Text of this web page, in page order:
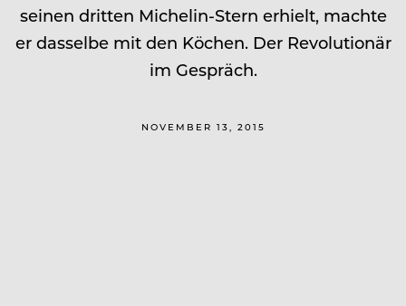
seinen dritten Michelin-Stern erhielt, machte
er dasselbe mit den Köchen. Der Revolutionär
im Gespräch.
NOVEMBER 13, 2015